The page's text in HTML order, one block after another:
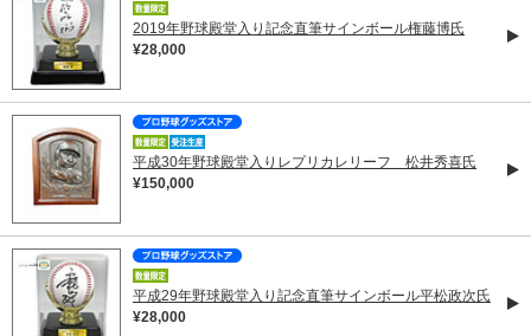
2019年野球殿堂入り記念直筆サインボール権藤博氏
¥28,000
平成30年野球殿堂入りレプリカレリーフ 松井秀喜氏
¥150,000
平成29年野球殿堂入り記念直筆サインボール平松政次氏
¥28,000